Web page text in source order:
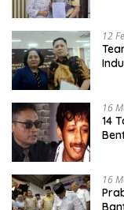
12
16
14
16